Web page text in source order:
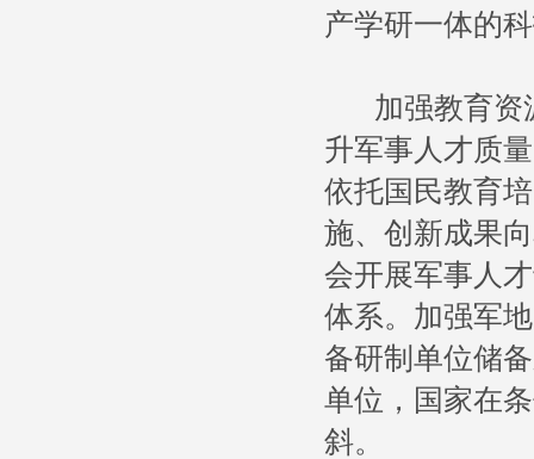
产学研一体的
加强教育资
升军事人才质
依托国民教育
施、创新成果
会开展军事人
体系。加强军
备研制单位储
单位，国家在
斜。